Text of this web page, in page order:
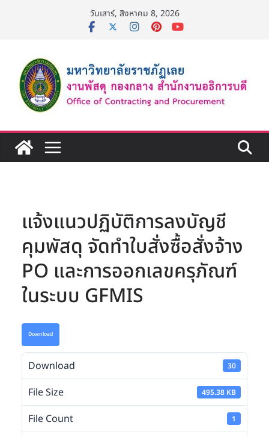
วันเสาร์, สิงหาคม 8, 2026
แจ้งแนวปฏิบัติการลงบัญชี
คุมพัสดุ จัดทำใบสั่งซื้อสั่งจ้าง
PO และการออกเลขครุภัณฑ์
ในระบบ GFMIS
Download
Download 30
File Size 495.38 KB
File Count 1